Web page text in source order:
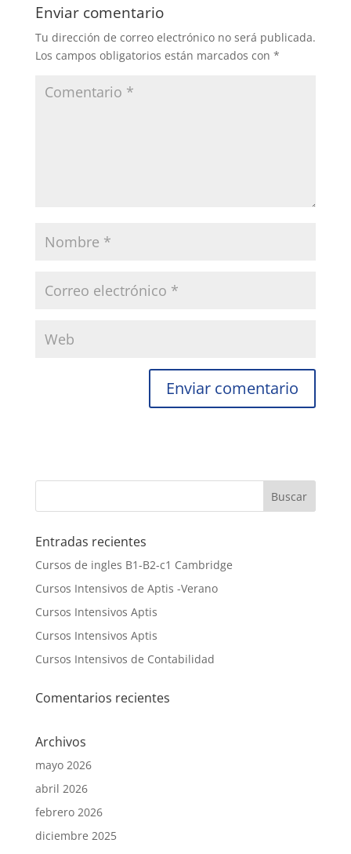
Enviar comentario
Tu dirección de correo electrónico no será publicada.
Los campos obligatorios están marcados con *
Entradas recientes
Cursos de ingles B1-B2-c1 Cambridge
Cursos Intensivos de Aptis -Verano
Cursos Intensivos Aptis
Cursos Intensivos Aptis
Cursos Intensivos de Contabilidad
Comentarios recientes
Archivos
mayo 2026
abril 2026
febrero 2026
diciembre 2025